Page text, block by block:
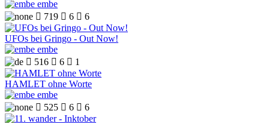
embe
 719  6  6
UFOs bei Gringo - Out Now!
embe
 516  6  1
HAMLET ohne Worte
embe
 525  6  6